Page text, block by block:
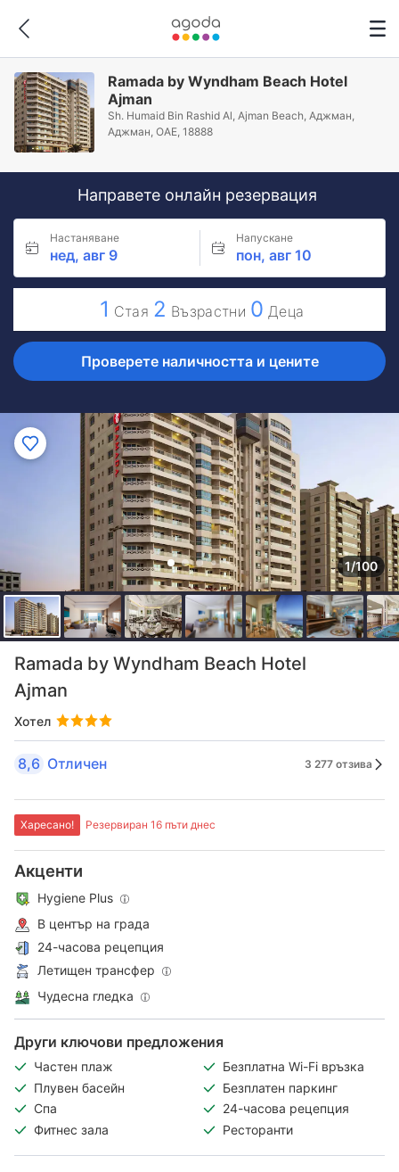
Ramada by Wyndham Beach Hotel
Ajman
Sh. Humaid Bin Rashid Al, Ajman Beach, Аджман,
Аджман, ОАЕ, 18888
Направете онлайн резервация
Настаняване
нед, авг 9
Напускане
пон, авг 10
1 Стая 2 Възрастни 0 Деца
Проверете наличността и цените
1/100
Ramada by Wyndham Beach Hotel
Ajman
Хотел
8,6 Отличен 3 277 отзива
Харесано! Резервиран 16 пъти днес
Акценти
Hygiene Plus
В център на града
24-часова рецепция
Летищен трансфер
Чудесна гледка
Други ключови предложения
Частен плаж
Безплатна Wi-Fi връзка
Плувен басейн
Безплатен паркинг
Спа
24-часова рецепция
Фитнес зала
Ресторанти